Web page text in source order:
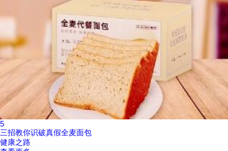
5
三招教你识破真假全麦面包
健康之路